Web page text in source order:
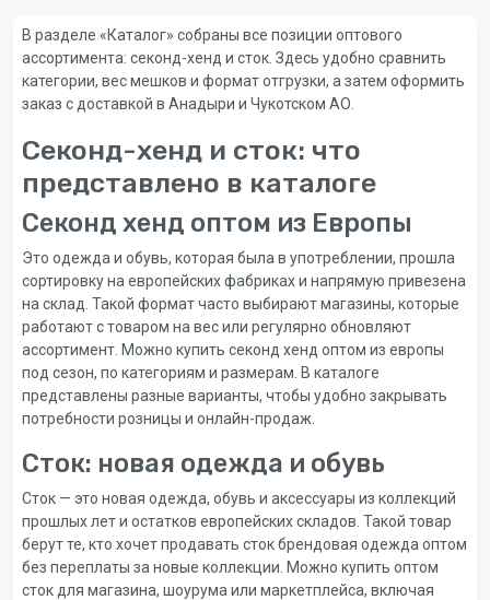
В разделе «Каталог» собраны все позиции оптового
ассортимента: секонд-хенд и сток. Здесь удобно сравнить
категории, вес мешков и формат отгрузки, а затем оформить
заказ с доставкой в Анадыри и Чукотском АО.
Секонд-хенд и сток: что
представлено в каталоге
Секонд хенд оптом из Европы
Это одежда и обувь, которая была в употреблении, прошла
сортировку на европейских фабриках и напрямую привезена
на склад. Такой формат часто выбирают магазины, которые
работают с товаром на вес или регулярно обновляют
ассортимент. Можно купить секонд хенд оптом из европы
под сезон, по категориям и размерам. В каталоге
представлены разные варианты, чтобы удобно закрывать
потребности розницы и онлайн-продаж.
Сток: новая одежда и обувь
Сток — это новая одежда, обувь и аксессуары из коллекций
прошлых лет и остатков европейских складов. Такой товар
берут те, кто хочет продавать сток брендовая одежда оптом
без переплаты за новые коллекции. Можно купить оптом
сток для магазина, шоурума или маркетплейса, включая